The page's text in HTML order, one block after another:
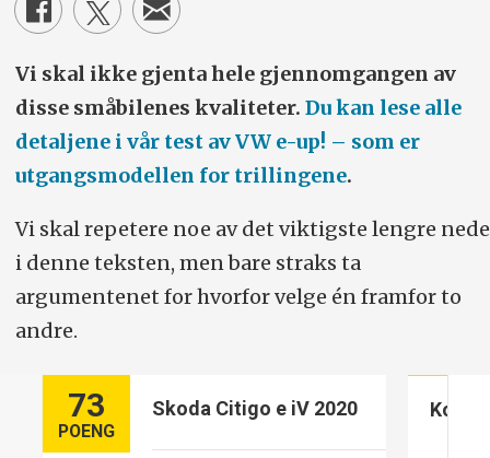
Vi skal ikke gjenta hele gjennomgangen av
disse småbilenes kvaliteter. Du kan lese alle
detaljene i vår test av VW e-up! – som er
utgangsmodellen for trillingene.
Vi skal repetere noe av det viktigste lengre nede
i denne teksten, men bare straks ta
argumentenet for hvorfor velge én framfor to
andre.
Skoda Citigo e iV 2020
73
POENG